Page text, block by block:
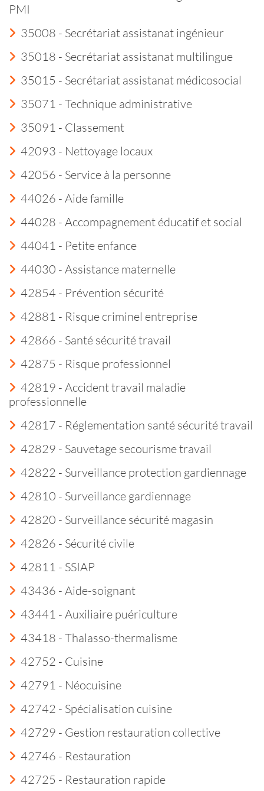
PMI
35008 - Secrétariat assistanat ingénieur
35018 - Secrétariat assistanat multilingue
35015 - Secrétariat assistanat médicosocial
35071 - Technique administrative
35091 - Classement
42093 - Nettoyage locaux
42056 - Service à la personne
44026 - Aide famille
44028 - Accompagnement éducatif et social
44041 - Petite enfance
44030 - Assistance maternelle
42854 - Prévention sécurité
42881 - Risque criminel entreprise
42866 - Santé sécurité travail
42875 - Risque professionnel
42819 - Accident travail maladie
professionnelle
42817 - Réglementation santé sécurité travail
42829 - Sauvetage secourisme travail
42822 - Surveillance protection gardiennage
42810 - Surveillance gardiennage
42820 - Surveillance sécurité magasin
42826 - Sécurité civile
42811 - SSIAP
43436 - Aide-soignant
43441 - Auxiliaire puériculture
43418 - Thalasso-thermalisme
42752 - Cuisine
42791 - Néocuisine
42742 - Spécialisation cuisine
42729 - Gestion restauration collective
42746 - Restauration
42725 - Restauration rapide